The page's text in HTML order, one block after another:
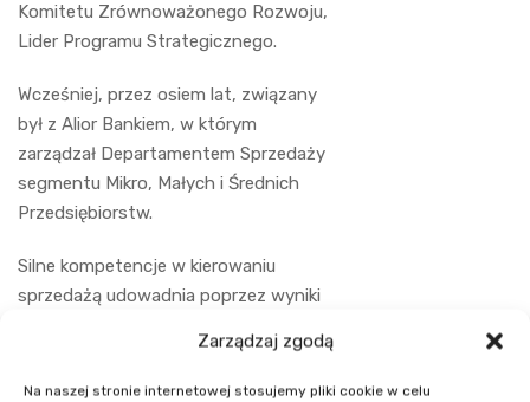
Zarządzaj zgodą
Na naszej stronie internetowej stosujemy pliki cookie w celu
Komitetu Zrównoważonego Rozwoju,
Lider Programu Strategicznego.
Wcześniej, przez osiem lat, związany
był z Alior Bankiem, w którym
zarządzał Departamentem Sprzedaży
segmentu Mikro, Małych i Średnich
Przedsiębiorstw.
Silne kompetencje w kierowaniu
sprzedażą udowadnia poprzez wyniki
sprzedażowych i podnoszenie
kluczowych KPI. Posiada zdolność do